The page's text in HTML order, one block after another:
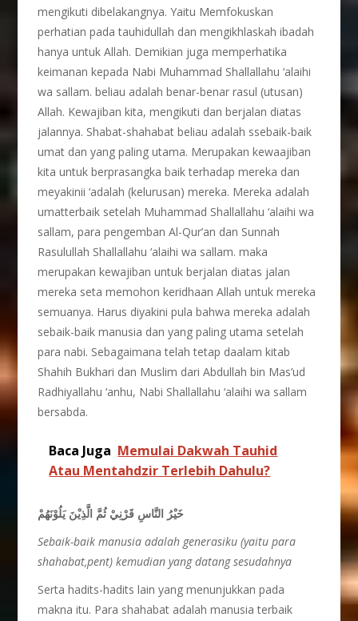
mengikuti dibelakangnya. Yaitu Memfokuskan
perhatian pada tauhidullah dan mengikhlaskah ibadah
hanya untuk Allah. Demikian juga memperhatika
keimanan kepada Nabi Muhammad Shallallahu ‘alaihi
wa sallam. beliau adalah benar-benar rasul (utusan)
Allah. Kewajiban kita, mengikuti dan berjalan diatas
jalannya. Shabat-shahabat beliau adalah ssebaik-baik
umat dan yang paling utama. Merupakan kewaajiban
kita untuk berprasangka baik terhadap mereka dan
meyakinii ‘adalah (kelurusan) mereka. Mereka adalah
umatterbaik setelah Muhammad Shallallahu ‘alaihi wa
sallam, para pengemban Al-Qur’an dan Sunnah
Rasulullah Shallallahu ‘alaihi wa sallam. maka
merupakan kewajiban untuk berjalan diatas jalan
mereka seta memohon keridhaan Allah untuk mereka
semuanya. Harus diyakini pula bahwa mereka adalah
sebaik-baik manusia dan yang paling utama setelah
para nabi. Sebagaimana telah tetap daalam kitab
Shahih Bukhari dan Muslim dari Abdullah bin Mas’ud
Radhiyallahu ‘anhu, Nabi Shallallahu ‘alaihi wa sallam
bersabda.
Baca Juga Memulai Dakwah Tauhid
Atau Mentahdzir Terlebih Dahulu?
خَيْرُ النَّاسِ قَرْنِيْ ثُمَّ الَّذِيْنَ يَلُوْنَهُمْ
Sebaik-baik manusia adalah generasiku (yaitu para
shahabat,pent) kemudian yang datang sesudahnya
Serta hadits-hadits lain yang menunjukkan pada
makna itu. Para shahabat adalah manusia terbaik